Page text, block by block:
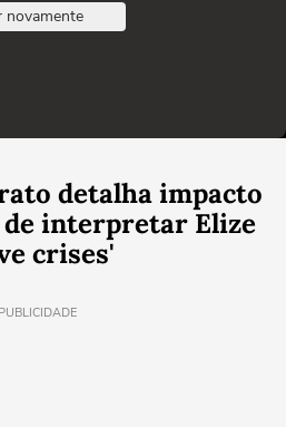
novamente
detalha impacto
interpretar Elize
crises'
PUBLICIDADE